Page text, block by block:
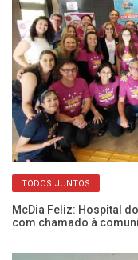
TODOS JUNTOS
McDia Feliz: Hospital
com chamado à